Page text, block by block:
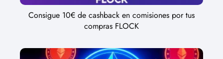
Consigue 10€ de cashback en comisiones por tus
compras FLOCK